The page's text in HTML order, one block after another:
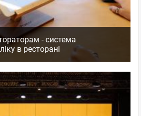
- система
в ресторані